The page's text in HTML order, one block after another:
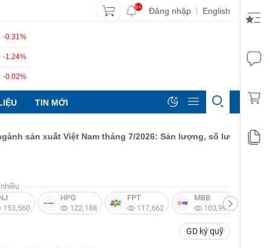
9+ Đăng nhập | English
-0.31%
-1.24%
-0.02%
TIN MỚI
sản xuất Việt Nam tháng 7/2026: Sản lượng, số lượng đơn đặt
153,560
HPG
122,188
FPT
117,662
MBB
103,997
GD ký quỹ